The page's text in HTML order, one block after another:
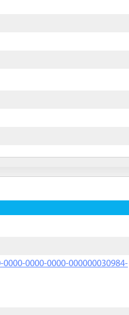
0000-0000-000000030984-